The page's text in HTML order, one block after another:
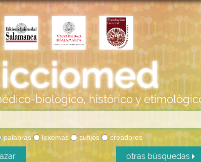
biológico, histórico y
palabras lexemas sufijos creadores
otras búsquedas